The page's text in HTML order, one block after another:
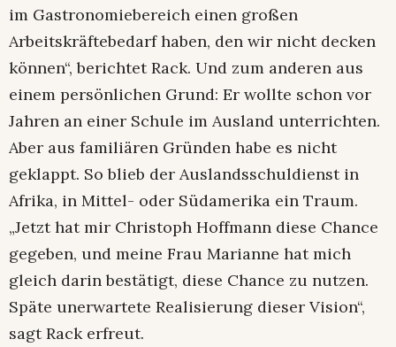
im Gastronomiebereich einen großen
Arbeitskräftebedarf haben, den wir nicht decken
können“, berichtet Rack. Und zum anderen aus
einem persönlichen Grund: Er wollte schon vor
Jahren an einer Schule im Ausland unterrichten.
Aber aus familiären Gründen habe es nicht
geklappt. So blieb der Auslandsschuldienst in
Afrika, in Mittel- oder Südamerika ein Traum.
„Jetzt hat mir Christoph Hoffmann diese Chance
gegeben, und meine Frau Marianne hat mich
gleich darin bestätigt, diese Chance zu nutzen.
Späte unerwartete Realisierung dieser Vision“,
sagt Rack erfreut.